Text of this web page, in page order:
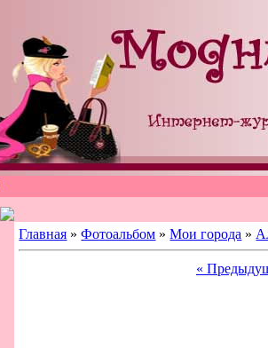
Главная »Фотоальбом »Мои города »
«